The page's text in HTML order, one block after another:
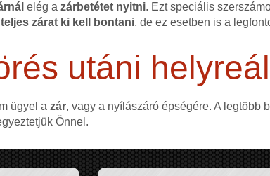
elég azárbetétet nyitni. Ezt speciális
zárat ki kell bontani, de ez esetben is a
utáni
ügyel azár, vagy a nyílászáró épségére. A legtöbb
Önnel.